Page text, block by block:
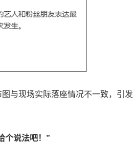
与现场实际落座情况不一致，引发
个说法吧！”